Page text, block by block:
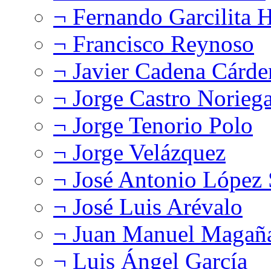
¬ Fernando Garcilita
¬ Francisco Reynoso
¬ Javier Cadena
¬ Jorge Castro
¬ Jorge Tenorio Polo
¬ Jorge Velázquez
¬ José Antonio López
¬ José Luis Arévalo
¬ Juan Manuel
¬ Luis Ángel García